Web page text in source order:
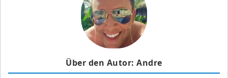
Über den Autor: Andre